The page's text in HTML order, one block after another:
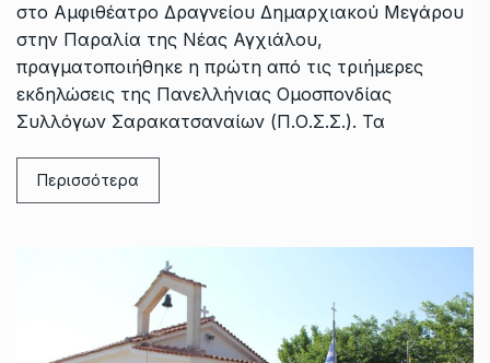
στο Αμφιθέατρο Δραγνείου Δημαρχιακού Μεγάρου
στην Παραλία της Νέας Αγχιάλου,
πραγματοποιήθηκε η πρώτη από τις τριήμερες
εκδηλώσεις της Πανελλήνιας Ομοσπονδίας
Συλλόγων Σαρακατσαναίων (Π.Ο.Σ.Σ.). Τα
Περισσότερα